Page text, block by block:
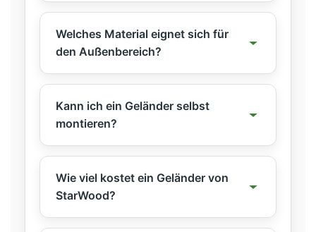
Welches Material eignet sich für
den Außenbereich?
Kann ich ein Geländer selbst
montieren?
Wie viel kostet ein Geländer von
StarWood?